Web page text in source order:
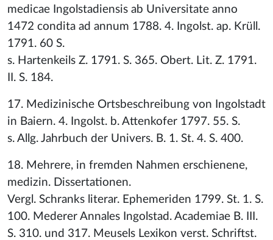
medicae Ingolstadiensis ab Universitate anno
1472 condita ad annum 1788. 4. Ingolst. ap. Krüll.
1791. 60 S.
s. Hartenkeils Z. 1791. S. 365. Obert. Lit. Z. 1791.
II. S. 184.
17. Medizinische Ortsbeschreibung von Ingolstadt
in Baiern. 4. Ingolst. b. Attenkofer 1797. 55. S.
s. Allg. Jahrbuch der Univers. B. 1. St. 4. S. 400.
18. Mehrere, in fremden Nahmen erschienene,
medizin. Dissertationen.
Vergl. Schranks literar. Ephemeriden 1799. St. 1. S.
100. Mederer Annales Ingolstad. Academiae B. III.
S. 310. und 317. Meusels Lexikon verst. Schriftst.